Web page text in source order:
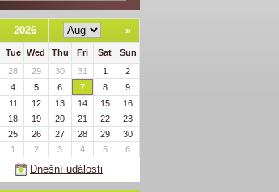
2026 »
Tue Wed Thu Fri Sat
Sun
28 29 30 31 1
2
4 5 6 7 8
9
11 12 13 14 15
16
18 19 20 21 22
23
25 26 27 28 29
30
1 2 3 4 5 6
Dnešní události